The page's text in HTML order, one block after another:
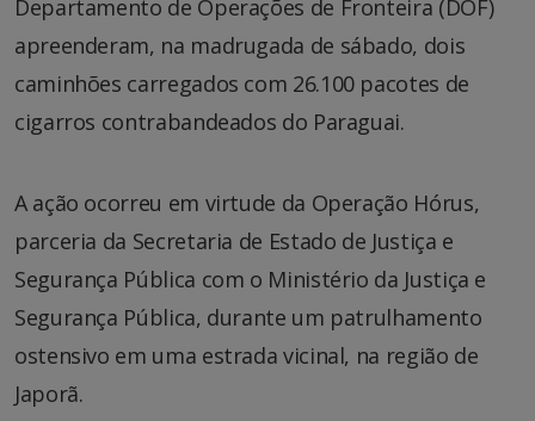
Departamento de Operações de Fronteira (DOF)
apreenderam, na madrugada de sábado, dois
caminhões carregados com 26.100 pacotes de
cigarros contrabandeados do Paraguai.
A ação ocorreu em virtude da Operação Hórus,
parceria da Secretaria de Estado de Justiça e
Segurança Pública com o Ministério da Justiça e
Segurança Pública, durante um patrulhamento
ostensivo em uma estrada vicinal, na região de
Japorã.